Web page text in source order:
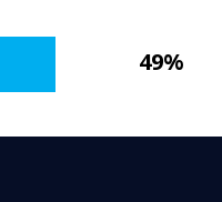
49%